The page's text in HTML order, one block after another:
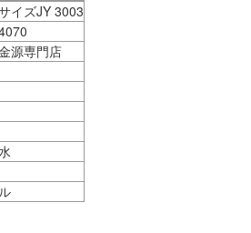
イズJY 3003
源専門店